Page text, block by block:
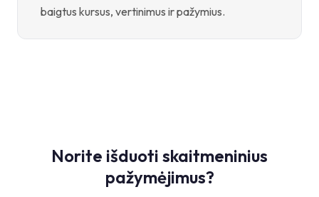
baigtus kursus, vertinimus ir pažymius.
Norite išduoti skaitmeninius
pažymėjimus?